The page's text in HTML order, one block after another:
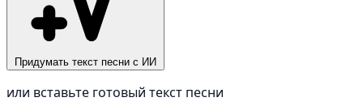
Придумать текст песни с ИИ
или вставьте готовый текст песни